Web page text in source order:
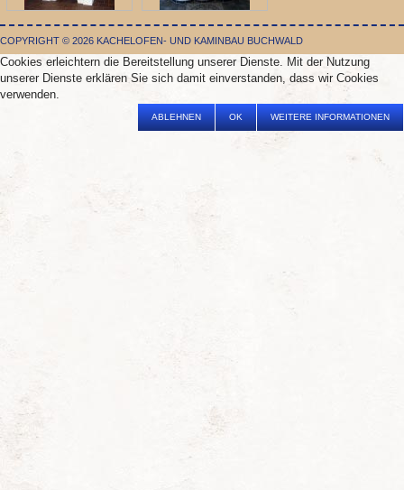
COPYRIGHT © 2026 KACHELOFEN- UND KAMINBAU BUCHWALD
Cookies erleichtern die Bereitstellung unserer Dienste. Mit der Nutzung
unserer Dienste erklären Sie sich damit einverstanden, dass wir Cookies
verwenden.
WEITERE INFORMATIONEN
OK
ABLEHNEN